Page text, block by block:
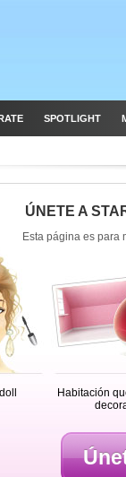
SPOTLIGHT
ÚNETE A
Esta página es para
Habitación